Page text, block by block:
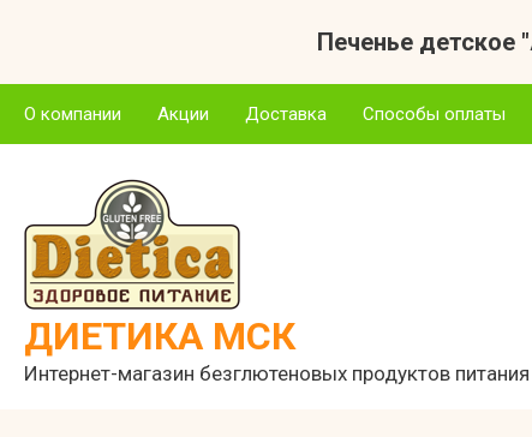
Отзывы
Печенье детское
О компании Акции Доставка Способы оплаты
ДИЕТИКА МСК
Интернет-магазин безглютеновых продуктов питания